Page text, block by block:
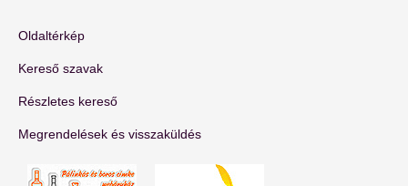
Oldaltérkép
Kereső szavak
Részletes kereső
Megrendelések és visszaküldés